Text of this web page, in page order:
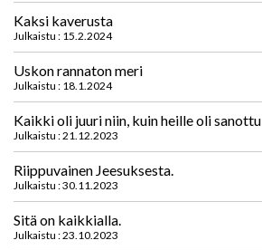
Kaksi kaverusta
Julkaistu : 15.2.2024
Uskon rannaton meri
Julkaistu : 18.1.2024
Kaikki oli juuri niin, kuin heille oli sanottu
Julkaistu : 21.12.2023
Riippuvainen Jeesuksesta.
Julkaistu : 30.11.2023
Sitä on kaikkialla.
Julkaistu : 23.10.2023